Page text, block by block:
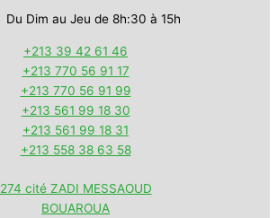
Du Dim au Jeu de 8h:30 à 15h
+213 39 42 61 46
+213 770 56 91 17
+213 770 56 91 99
+213 561 99 18 30
+213 561 99 18 31
+213 558 38 63 58
274 cité ZADI MESSAOUD
BOUAROUA